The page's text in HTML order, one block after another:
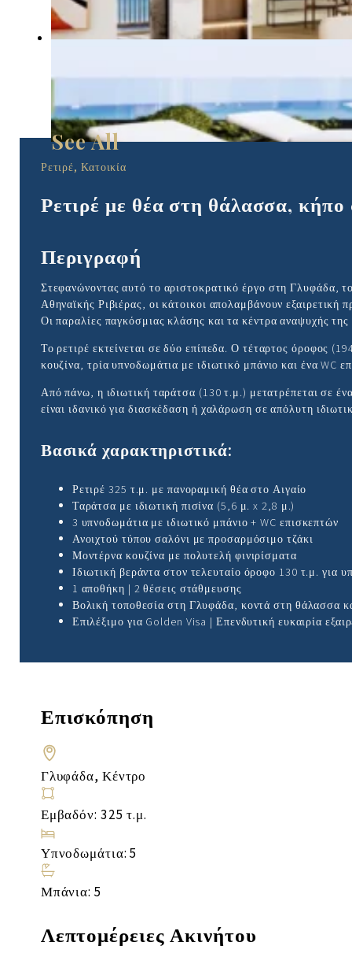
Ρετιρέ, Κατοικία
Ρετιρέ με θέα στη θάλασσα,
Περιγραφή
Στεφανώνοντας αυτό το αριστοκρατικό έργο στη Γλυφάδα,
Αθηναϊκής Ριβιέρας, οι κάτοικοι απολαμβάνουν
Οι παραλίες παγκόσμιας κλάσης και τα κέντρα αναψυχής
Το ρετιρέ εκτείνεται σε δύο επίπεδα. Ο τέταρτος όροφος
κουζίνα, τρία υπνοδωμάτια με ιδιωτικό μπάνιο και ένα
Από πάνω, η ιδιωτική ταράτσα (130 τ.μ.) μετατρέπεται σε
είναι ιδανικό για διασκέδαση ή χαλάρωση σε απόλυτη
Βασικά χαρακτηριστικά:
Ρετιρέ 325 τ.μ. με πανοραμική θέα στο Αιγαίο
Ταράτσα με ιδιωτική πισίνα (5,6 μ. x 2,8 μ.)
3 υπνοδωμάτια με ιδιωτικό μπάνιο + WC επισκεπτών
Ανοιχτού τύπου σαλόνι με προσαρμόσιμο τζάκι
Μοντέρνα κουζίνα με πολυτελή φινιρίσματα
Ιδιωτική βεράντα στον τελευταίο όροφο 130 τ.μ. για
1 αποθήκη | 2 θέσεις στάθμευσης
Βολική τοποθεσία στη Γλυφάδα, κοντά στη θάλασσα
Επιλέξιμο για Golden Visa | Επενδυτική ευκαιρία
Επισκόπηση
Γλυφάδα, Κέντρο
Εμβαδόν: 325 τ.μ.
Υπνοδωμάτια: 5
Μπάνια: 5
Λεπτομέρειες Ακινήτου